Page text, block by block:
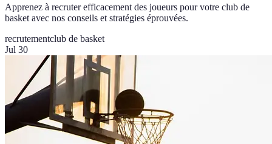
Apprenez à recruter efficacement des joueurs pour votre club de
basket avec nos conseils et stratégies éprouvées.
recrutementclub de basket
Jul 30